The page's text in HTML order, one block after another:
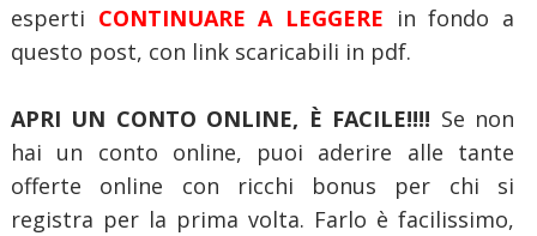
esperti CONTINUARE A LEGGERE in fondo a
questo post, con link scaricabili in pdf.
APRI UN CONTO ONLINE, È FACILE!!!! Se non
hai un conto online, puoi aderire alle tante
offerte online con ricchi bonus per chi si
registra per la prima volta. Farlo è facilissimo,